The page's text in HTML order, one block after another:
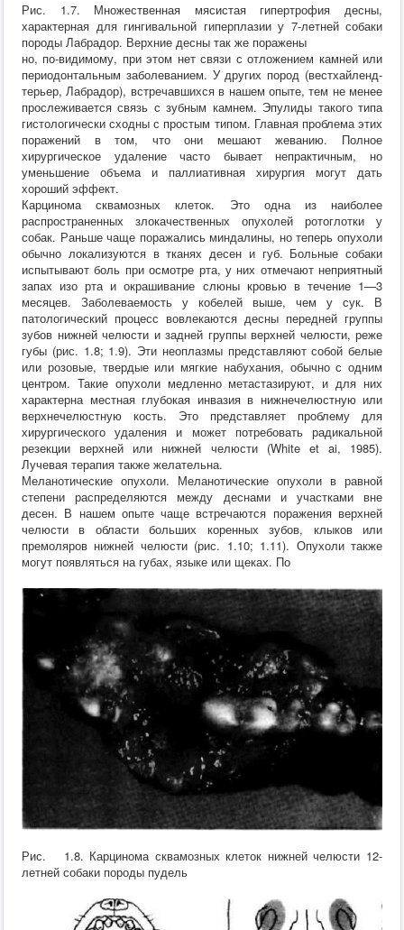
Рис. 1.7. Множественная мясистая гипертрофия десны,
характерная для гингивальной гиперплазии у 7-летней собаки
породы Лабрадор. Верхние десны так же поражены
но, по-видимому, при этом нет связи с отложением камней или
периодонтальным заболеванием. У других пород (вестхайленд-
терьер, Лабрадор), встречавшихся в нашем опыте, тем не менее
прослеживается связь с зубным камнем. Эпулиды такого типа
гистологически сходны с простым типом. Главная проблема этих
поражений в том, что они мешают жеванию. Полное
хирургическое удаление часто бывает непрактичным, но
уменьшение объема и паллиативная хирургия могут дать
хороший эффект.
Карцинома сквамозных клеток. Это одна из наиболее
распространенных злокачественных опухолей ротоглотки у
собак. Раньше чаще поражались миндалины, но теперь опухоли
обычно локализуются в тканях десен и губ. Больные собаки
испытывают боль при осмотре рта, у них отмечают неприятный
запах изо рта и окрашивание слюны кровью в течение 1—3
месяцев. Заболеваемость у кобелей выше, чем у сук. В
патологический процесс вовлекаются десны передней группы
зубов нижней челюсти и задней группы верхней челюсти, реже
губы (рис. 1.8; 1.9). Эти неоплазмы представляют собой белые
или розовые, твердые или мягкие набухания, обычно с одним
центром. Такие опухоли медленно метастазируют, и для них
характерна местная глубокая инвазия в нижнечелюстную или
верхнечелюстную кость. Это представляет проблему для
хирургического удаления и может потребовать радикальной
резекции верхней или нижней челюсти (White et ai, 1985).
Лучевая терапия также желательна.
Меланотические опухоли. Меланотические опухоли в равной
степени распределяются между деснами и участками вне
десен. В нашем опыте чаще встречаются поражения верхней
челюсти в области больших коренных зубов, клыков или
премоляров нижней челюсти (рис. 1.10; 1.11). Опухоли также
могут появляться на губах, языке или щеках. По
Рис. 1.8. Карцинома сквамозных клеток нижней челюсти 12-
летней собаки породы пудель